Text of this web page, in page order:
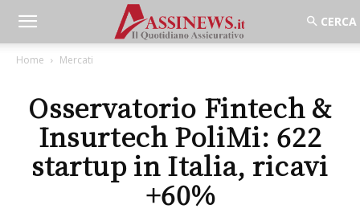
Home Mercati
Osservatorio Fintech &
Insurtech PoliMi: 622
startup in Italia, ricavi
+60%